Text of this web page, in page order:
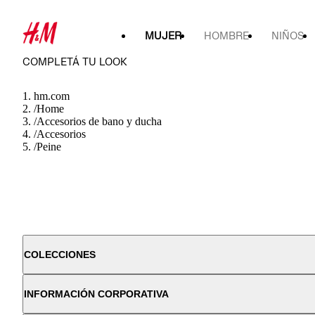
MUJER HOMBRE NIÑOS
COMPLETÁ TU LOOK
hm.com
/Home
/Accesorios de bano y ducha
/Accesorios
/Peine
COLECCIONES
INFORMACIÓN CORPORATIVA